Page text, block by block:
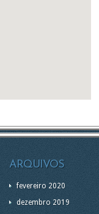
ARQUIVOS
fevereiro 2020
dezembro 2019